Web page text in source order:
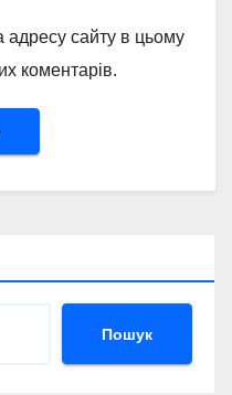
адресу сайту в цьому
коментарів.
Пошук